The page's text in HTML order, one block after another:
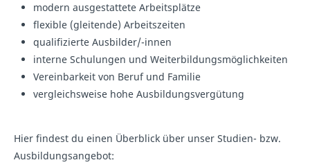
modern ausgestattete Arbeitsplätze
flexible (gleitende) Arbeitszeiten
qualifizierte Ausbilder/-innen
interne Schulungen und Weiterbildungsmöglichkeiten
Vereinbarkeit von Beruf und Familie
vergleichsweise hohe Ausbildungsvergütung
Hier findest du einen Überblick über unser Studien- bzw.
Ausbildungsangebot: